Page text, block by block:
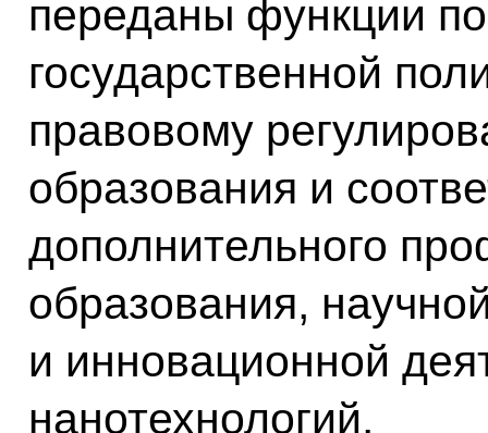
переданы функции
государственной
правовому
образования и
дополнительного
образования,
и инновационной
нанотехнологий.